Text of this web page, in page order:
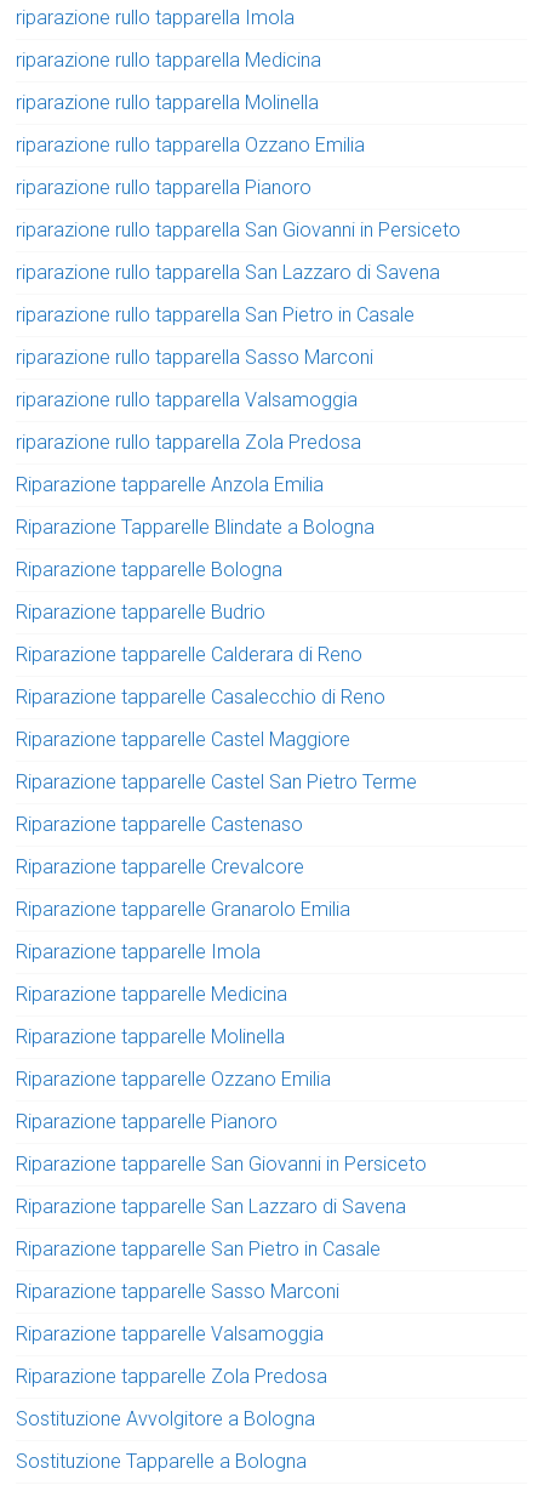
riparazione rullo tapparella Imola
riparazione rullo tapparella Medicina
riparazione rullo tapparella Molinella
riparazione rullo tapparella Ozzano Emilia
riparazione rullo tapparella Pianoro
riparazione rullo tapparella San Giovanni in Persiceto
riparazione rullo tapparella San Lazzaro di Savena
riparazione rullo tapparella San Pietro in Casale
riparazione rullo tapparella Sasso Marconi
riparazione rullo tapparella Valsamoggia
riparazione rullo tapparella Zola Predosa
Riparazione tapparelle Anzola Emilia
Riparazione Tapparelle Blindate a Bologna
Riparazione tapparelle Bologna
Riparazione tapparelle Budrio
Riparazione tapparelle Calderara di Reno
Riparazione tapparelle Casalecchio di Reno
Riparazione tapparelle Castel Maggiore
Riparazione tapparelle Castel San Pietro Terme
Riparazione tapparelle Castenaso
Riparazione tapparelle Crevalcore
Riparazione tapparelle Granarolo Emilia
Riparazione tapparelle Imola
Riparazione tapparelle Medicina
Riparazione tapparelle Molinella
Riparazione tapparelle Ozzano Emilia
Riparazione tapparelle Pianoro
Riparazione tapparelle San Giovanni in Persiceto
Riparazione tapparelle San Lazzaro di Savena
Riparazione tapparelle San Pietro in Casale
Riparazione tapparelle Sasso Marconi
Riparazione tapparelle Valsamoggia
Riparazione tapparelle Zola Predosa
Sostituzione Avvolgitore a Bologna
Sostituzione Tapparelle a Bologna